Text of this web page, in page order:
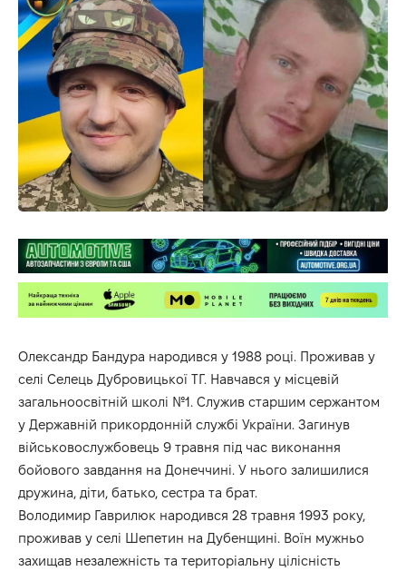
Олександр Бандура народився у 1988 році. Проживав у
селі Селець Дубровицької ТГ. Навчався у місцевій
загальноосвітній школі №1. Служив старшим сержантом
у Державній прикордонній службі України. Загинув
військовослужбовець 9 травня під час виконання
бойового завдання на Донеччині. У нього залишилися
дружина, діти, батько, сестра та брат.
Володимир Гаврилюк народився 28 травня 1993 року,
проживав у селі Шепетин на Дубенщині. Воїн мужньо
захищав незалежність та територіальну цілісність